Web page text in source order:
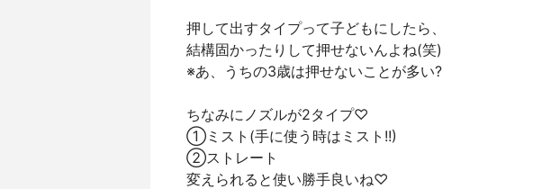
押して出すタイプって子どもにしたら、
結構固かったりして押せないんよね(笑)
※あ、うちの3歳は押せないことが多い?
ちなみにノズルが2タイプ♡
①ミスト(手に使う時はミスト!!)
②ストレート
変えられると使い勝手良いね♡